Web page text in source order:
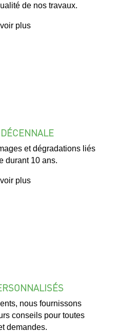
de nos travaux.
plus
et dégradations liés
durant 10 ans.
plus
nous fournissons
conseils pour toutes
demandes.